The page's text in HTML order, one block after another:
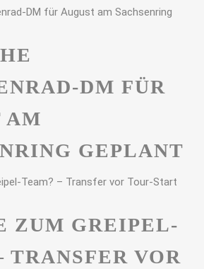
DM FÜR A
S
GEPLANT
ZUM GREIPEL-
TRANSFER VOR